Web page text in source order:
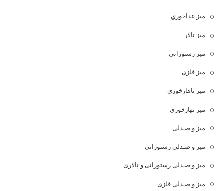
ميز غذاخوري
میز تالار
میز رستورانی
میز فلزی
میز ناهارخوری
میز نهارخوری
میز و صندلی
میز و صندلی رستورانی
میز و صندلی رستورانی و تالاری
میز و صندلی فلزی